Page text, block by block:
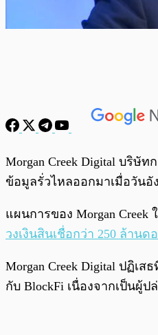
พร้อมเล่น
Morgan Creek Digital บริษัท
ข้อมูลรั่วไหลออกมาเมื่อวันอั
แผนการของ Morgan
วงเงินสินเชื่อกว่า 250 ล้านด
Morgan Creek Digital ปฏิ
กับ BlockFi เนื่องจากเป็นผู้